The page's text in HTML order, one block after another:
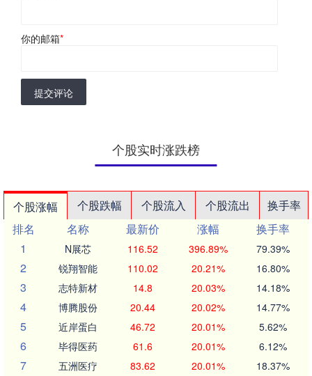
你的邮箱*
提交评论
个股实时涨跌榜
个股涨幅 个股跌幅 个股流入 个股流出
换手率
排名
名称 最新价 涨幅
换手率
1
N展芯 116.52 396.89% 79.39%
2 锐翔智能 110.02 20.21% 16.80%
3 志特新材 14.8 20.03% 14.18%
4 博腾股份 20.44 20.02% 14.77%
5 近岸蛋白 46.72 20.01% 5.62%
6 毕得医药 61.6 20.01% 6.12%
7 五洲医疗 83.62 20.01% 18.37%